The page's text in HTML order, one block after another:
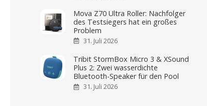
Mova Z70 Ultra Roller: Nachfolger
des Testsiegers hat ein großes
Problem
31. Juli 2026
Tribit StormBox Micro 3 & XSound
Plus 2: Zwei wasserdichte
Bluetooth-Speaker für den Pool
31. Juli 2026